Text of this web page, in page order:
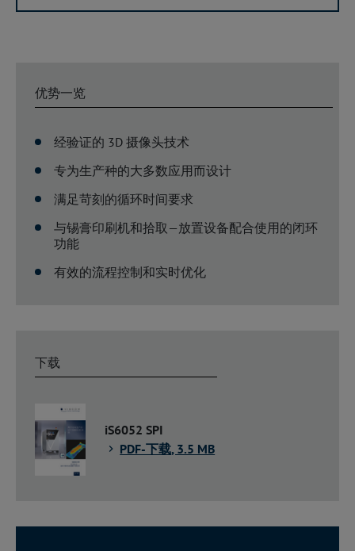
优势一览
经验证的 3D 摄像头技术
专为生产种的大多数应用而设计
满足苛刻的循环时间要求
与锡膏印刷机和拾取—放置设备配合使用的闭环
功能
有效的流程控制和实时优化
下载
iS6052 SPI
PDF-下载, 3.5 MB